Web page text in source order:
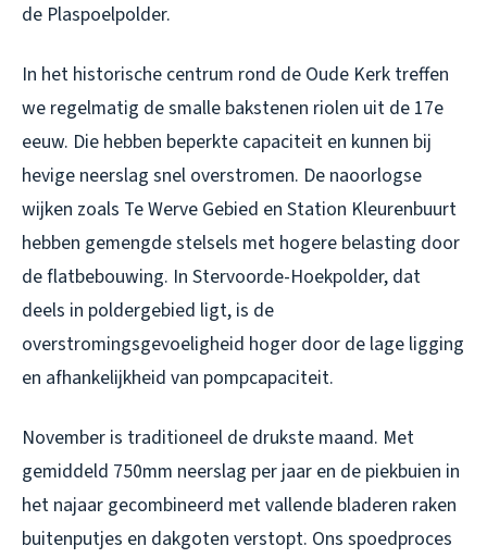
de Plaspoelpolder.
In het historische centrum rond de Oude Kerk treffen
we regelmatig de smalle bakstenen riolen uit de 17e
eeuw. Die hebben beperkte capaciteit en kunnen bij
hevige neerslag snel overstromen. De naoorlogse
wijken zoals Te Werve Gebied en Station Kleurenbuurt
hebben gemengde stelsels met hogere belasting door
de flatbebouwing. In Stervoorde-Hoekpolder, dat
deels in poldergebied ligt, is de
overstromingsgevoeligheid hoger door de lage ligging
en afhankelijkheid van pompcapaciteit.
November is traditioneel de drukste maand. Met
gemiddeld 750mm neerslag per jaar en de piekbuien in
het najaar gecombineerd met vallende bladeren raken
buitenputjes en dakgoten verstopt. Ons spoedproces